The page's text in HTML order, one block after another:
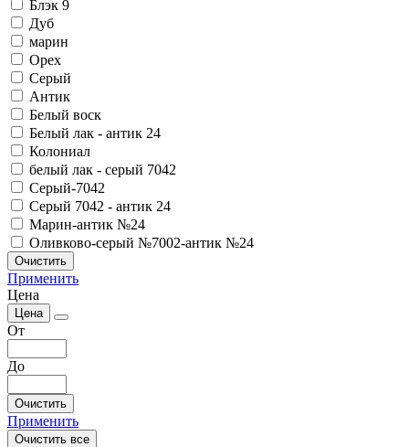
Блэк 9
Дуб
марин
Орех
Серый
Антик
Белый воск
Белый лак - антик 24
Колониал
белый лак - серый 7042
Серый-7042
Серый 7042 - антик 24
Марин-антик №24
Оливково-серый №7002-антик №24
Очистить
Применить
Цена
Цена
От
До
Очистить
Применить
Очистить все